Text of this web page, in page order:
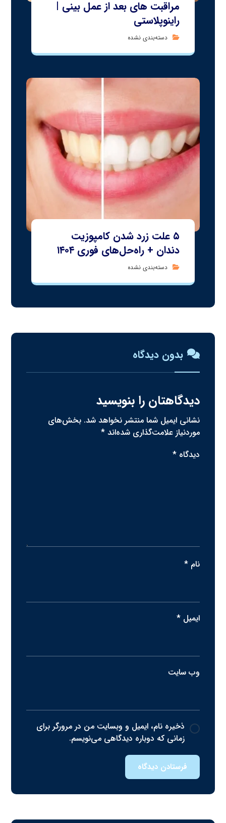
مراقبت های بعد از عمل بینی |
راینوپلاستی
دسته‌بندی نشده
۵ علت زرد شدن کامپوزیت
دندان + راه‌حل‌های فوری ۱۴۰۴
دسته‌بندی نشده
بدون دیدگاه
دیدگاهتان را بنویسید
نشانی ایمیل شما منتشر نخواهد شد. بخش‌های
موردنیاز علامت‌گذاری شده‌اند*
دیدگاه*
نام*
ایمیل*
وب‌ سایت
ذخیره نام، ایمیل و وبسایت من در مرورگر برای
زمانی که دوباره دیدگاهی می‌نویسم.
فرستادن دیدگاه